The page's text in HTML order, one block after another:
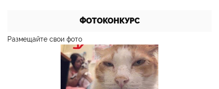
ФОТОКОНКУРС
Размещайте свои фото